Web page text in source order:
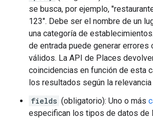
se busca, por ejemplo,
123". Debe ser el nombre de un
una categoría de
de entrada puede generar errores
válidos. La API de Places
coincidencias en función de esta
los resultados según la
fields (obligatorio): Uno o más
especifican los tipos de datos de